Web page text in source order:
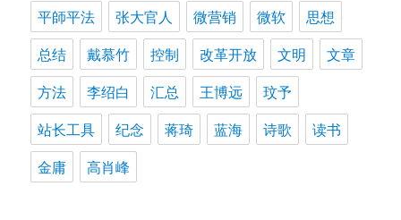
平師平法
张大官人 微营销 微软
思想
总结
戴慕竹 控制 改革开放 文明
文章
方法
李绍白 汇总 王博远
玟予
站长工具
纪念 蒋琦 蓝海 诗歌
读书
金庸
高肖峰